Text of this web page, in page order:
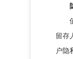
值
留存
户隐